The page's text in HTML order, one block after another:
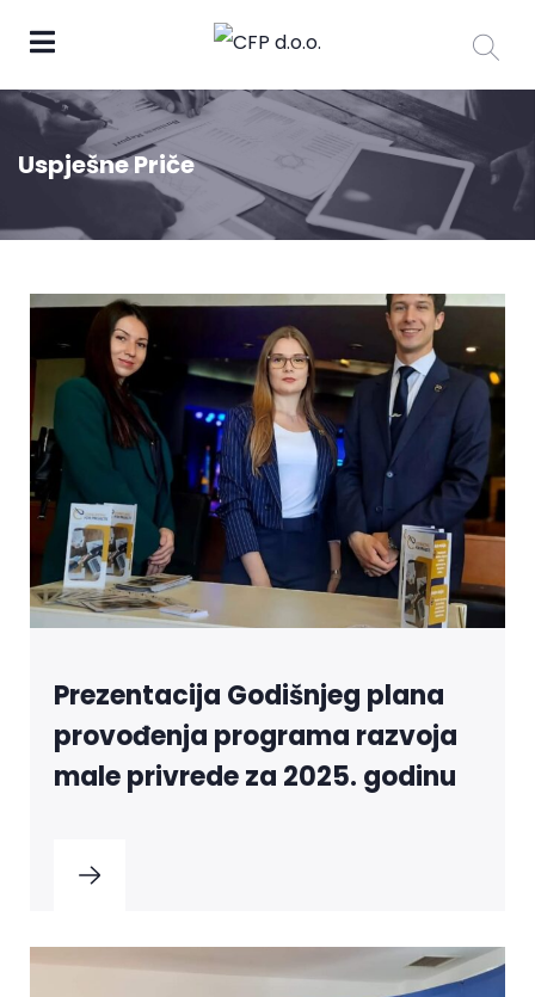
Uspješne Priče
Prezentacija Godišnjeg plana
provođenja programa razvoja
male privrede za 2025. godinu